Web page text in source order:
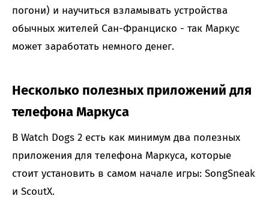
погони) и научиться взламывать устройства
обычных жителей Сан-Франциско - так Маркус
может заработать немного денег.
Несколько полезных приложений для
телефона Маркуса
В Watch Dogs 2 есть как минимум два полезных
приложения для телефона Маркуса, которые
стоит установить в самом начале игры: SongSneak
и ScoutX.